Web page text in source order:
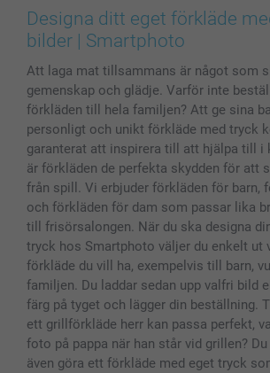
Bilder, Fotoförstoring & Fotohäften
Skal till Mobil & Surfplatta
Fotoalmanackor & Fotoagenda
Fotoramar & Tillbehör
Presentkort
Alla fotoprodukter
Cookie Policy
Sitemap
Investor Relations
smartgaranti
smartbonus
Status på beställningar
Designa ditt eget förkläde
bilder | Smartphoto
Att laga mat tillsammans är något som
gemenskap och glädje. Varför inte
förkläden till hela familjen? Att ge sina
personligt och unikt förkläde med tryck
garanterat att inspirera till att hjälpa till i
är förkläden de perfekta skydden för att
från spill. Vi erbjuder förkläden för barn,
och förkläden för dam som passar lika
till frisörsalongen. När du ska designa
tryck hos Smartphoto väljer du enkelt ut
förkläde du vill ha, exempelvis till barn,
familjen. Du laddar sedan upp valfri bild
färg på tyget och lägger din beställning.
ett grillförkläde herr kan passa perfekt,
foto på pappa när han står vid grillen?
även göra ett förkläde med eget tryck